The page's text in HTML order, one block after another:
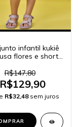
infantil kukiê
flores e shorts
R$147,80
R$129,90
R$32,48 sem juros